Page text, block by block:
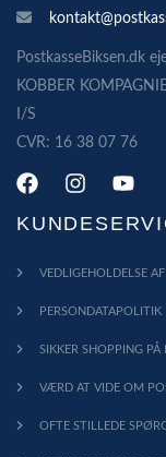
PostkasseBiksen.dk
KOBBER
I/S
CVR: 16 38 07 76
VEDLIGEHOLDELSE
PERSONDATAPOLITIK
SIKKER SHOPPING PÅ
VÆRD AT VIDE OM
OFTE STILLEDE